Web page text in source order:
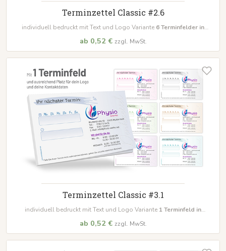
Terminzettel Classic #2.6
individuell bedruckt mit Text und Logo Variante 6Terminfelder in
ab 0,52 € zzgl. MwSt.
Terminzettel Classic #3.1
individuell bedruckt mit Text und Logo Variante 1Terminfeld in
ab 0,52 € zzgl. MwSt.